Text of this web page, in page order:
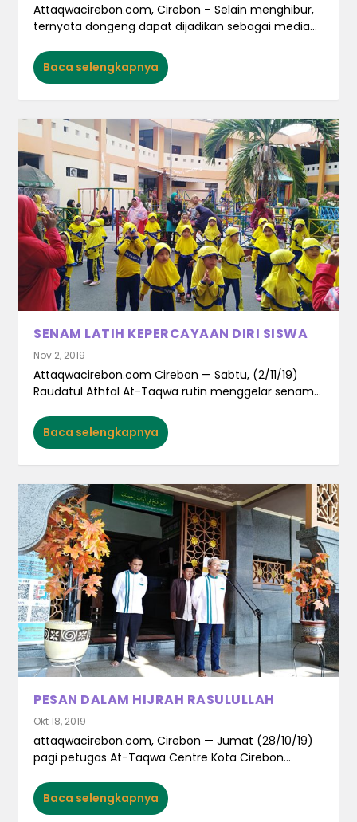
Attaqwacirebon.com, Cirebon – Selain menghibur,
ternyata dongeng dapat dijadikan sebagai media...
Baca selengkapnya
SENAM LATIH KEPERCAYAAN DIRI SISWA
Nov 2, 2019
Attaqwacirebon.com Cirebon — Sabtu, (2/11/19)
Raudatul Athfal At-Taqwa rutin menggelar senam...
Baca selengkapnya
PESAN DALAM HIJRAH RASULULLAH
Okt 18, 2019
attaqwacirebon.com, Cirebon — Jumat (28/10/19)
pagi petugas At-Taqwa Centre Kota Cirebon...
Baca selengkapnya